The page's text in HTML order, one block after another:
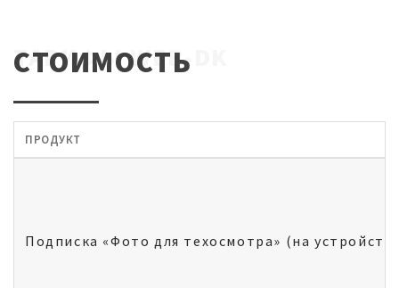
СТОИМОСТЬ
ТАРИФЫ WEB-DK
ПРОДУКТ
Подписка «Фото для техосмотра» (на